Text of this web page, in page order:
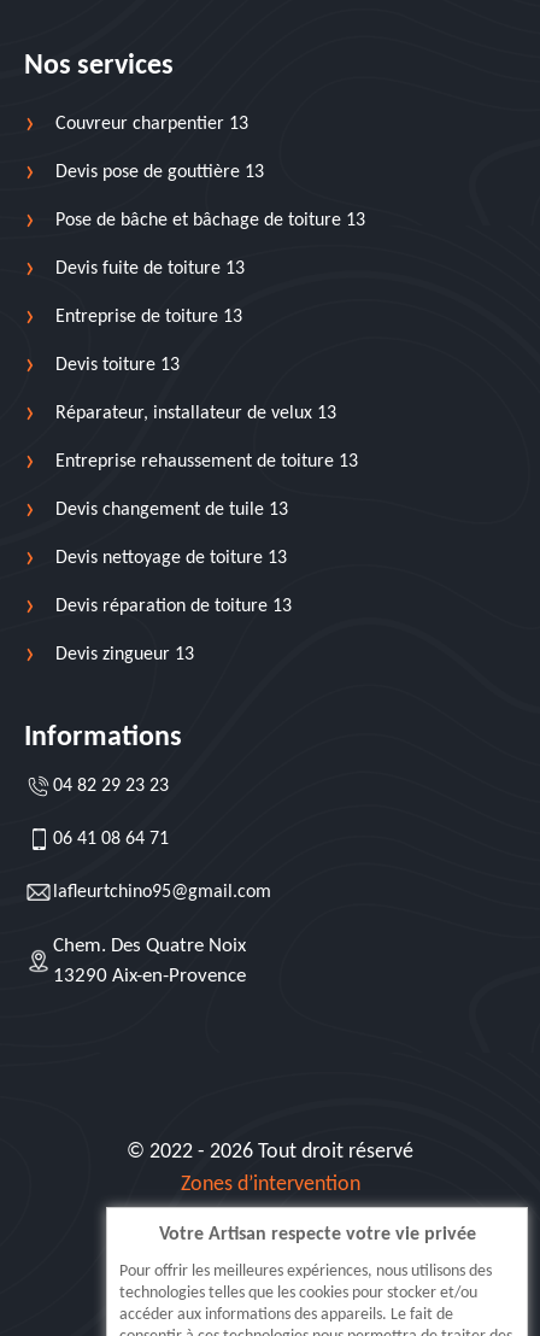
Nos services
Couvreur charpentier 13
Devis pose de gouttière 13
Pose de bâche et bâchage de toiture 13
Devis fuite de toiture 13
Entreprise de toiture 13
Devis toiture 13
Réparateur, installateur de velux 13
Entreprise rehaussement de toiture 13
Devis changement de tuile 13
Devis nettoyage de toiture 13
Devis réparation de toiture 13
Devis zingueur 13
Informations
04 82 29 23 23
06 41 08 64 71
lafleurtchino95@gmail.com
Chem. Des Quatre Noix
13290 Aix-en-Provence
© 2022 - 2026 Tout droit réservé
Zones d’intervention
Siret: 515 062 404 000 30
Votre Artisan respecte votre vie privée
Pour offrir les meilleures expériences, nous utilisons des
technologies telles que les cookies pour stocker et/ou
accéder aux informations des appareils. Le fait de